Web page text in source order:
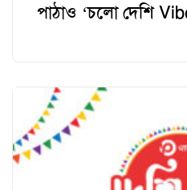
পাঠাও ‘চলো দেশি